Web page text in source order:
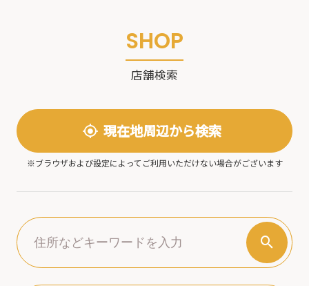
SHOP
店舗検索
現在地周辺から検索
※ブラウザおよび設定によってご利用いただけない場合がございます